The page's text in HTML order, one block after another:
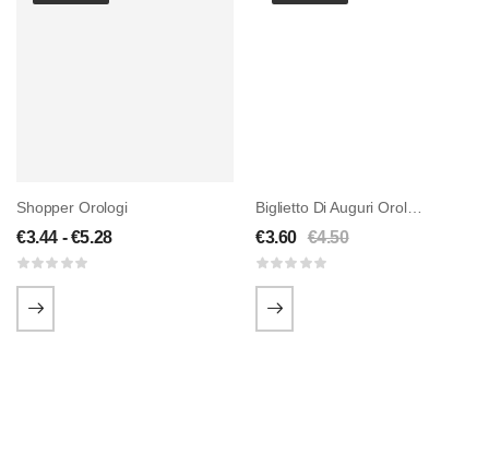
Shopper Orologi
€3.44 - €5.28
Biglietto Di Auguri Orologio Antico
€3.60 €4.50